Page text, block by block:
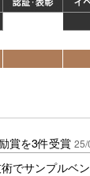
賞を3件受賞 25/
でサンプルベ